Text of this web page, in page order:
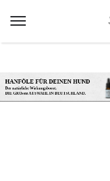
Menü
HANFÖLE FÜR DEINEN HUND
Der natürliche Wirkungsboost.
DIE GRÖsste AUSWAHL IN DEUTSCHLAND.
www.hunreys.de